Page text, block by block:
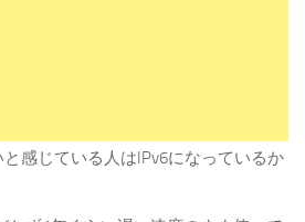
感じている人はIPv6になっているか